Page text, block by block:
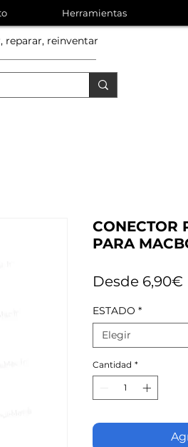
reparar, reinventar
Herramientas
CONECTOR
PARA
Desde 6,90€
ESTADO *
Elegir
Cantidad *